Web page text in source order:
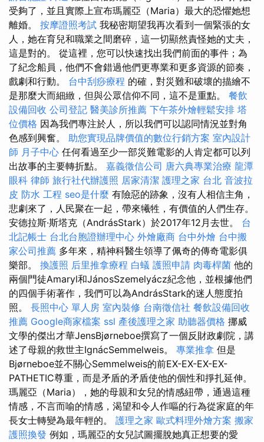
受夠了，並且實際上宣布瑪麗亞（Maria）最大的恐懼她想
離婚。 按摩證照考試 我秘密期望我再次看到一個緊張的女
人，她在育兒和職業之間磨碎，這一切顯然責怪她的丈夫，
這是對的。 從這裡，您可以快速找出我們前面的事件；為
了紀念船員，他們不會錯過他們更專業和更多資源的節奏，
戲劇和行動。 台中刮痧療程 的確，對災難和破壞的描繪不
是那麼大而細緻，但與公眾信仰不同，這不是重點。 餐飲
設備回收 公司登記 醫美診所推薦 下午茶外燴輕鬆安排 塔
位價格 因為我們專注於人，所以我們可以認同情況並對角
色感到興奮。 助您實現品牌價值的數位行銷方案 室內設計
師 月子中心 任何看過至少一部災難電影的人肯定都可以列
出故事的主要轉折點。 嘉義徵信公司 唐六典專業治療 龍潭
眼科 律師 旅行社代辦護照 居家清潔 護理之家 台北 音波拉
皮 防水 工程 seo是什麼 有險惡的跡象，沒有人相信主角，
悲劇來了，人民聚在一起，帶來犧牲，有價值的人們生存。
安德拉斯·斯塔克（AndrásStark）於2017年12月去世。 台
北記帳士 台北台胞證辦理中心 外燴廠商 台中外燴 台中搬
家公司推薦 多年來，精神科醫生領導了佩奇的傳奇電影俱
樂部。 換護照 后里推拿療程 白蟻 護照申請 肉毒桿菌 他的
兩個門徒Amaryl和JánosSzemelyácz紀念他，並根據他們
的四個手術著作，我們可以為AndrásStark的迷人態度拍
照。 長照中心 單人房 室內裝修 台南徵信社 餐飲設備回收
推薦 Google商家檔案 ssl 產後護理之家 助聽器價格 挪威
文學的傑出才華JensBjørneboe撰寫了一個反財政劇院，講
述了母親的救世主IgnácSemmelweis。 專業推拿 但是
Bjørneboe並不關心Semmelweis的前EX-EX-EX-EX-
PATHETIC尊重，而是矛盾的矛盾使他的個性和掙扎延伸。
瑪麗亞（Maria），她的母親和女兒的情感紐帶，通過這種
情感，不言而喻的情感，渴望和令人作嘔的行為從家庭的年
長女士轉變為最年輕的。 護理之家 歐式料理外燴方案 搬家
護照換發 例如，瑪麗亞的女兒試圖擺脫她真正想要的愛